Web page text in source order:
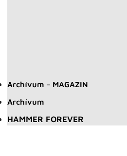
Archívum – MAGAZIN
Archívum
HAMMER FOREVER